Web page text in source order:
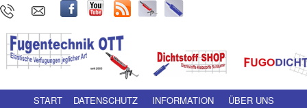
Hauptmenü Zum Inhalt wechseln
Zum sekundären Inhalt wechseln
START DATENSCHUTZ INFORMATION
ÜBER UNS